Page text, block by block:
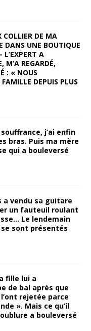
COLLIER DE MA
DANS UNE BOUTIQUE
L’EXPERT A
M’A REGARDÉ,
: « NOUS
DEPUIS PLUS
j’ai enfin
bras. Puis ma mère
qui a bouleversé
a vendu sa guitare
un fauteuil roulant
Le lendemain
sont présentés
fille lui a
de bal après que
rejetée parce
». Mais ce qu’il
a bouleversé